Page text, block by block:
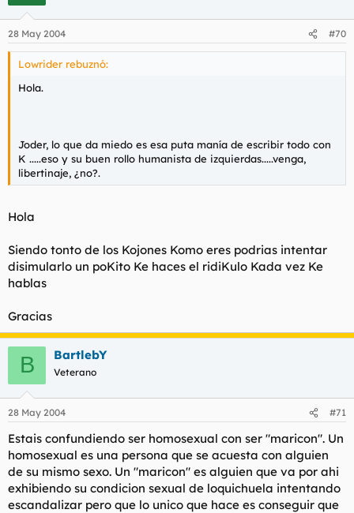
28 May 2004 #70
Lowrider rebuznó:
Hola.
Joder, lo que da miedo es esa puta manía de escribir todo con
K .....eso y su buen rollo humanista de izquierdas.....venga,
libertinaje, ¿no?.
Hola
Siendo tonto de los Kojones Komo eres podrias intentar
disimularlo un poKito Ke haces el ridiKulo Kada vez Ke
hablas
Gracias
B BartlebY
Veterano
28 May 2004 #71
Estais confundiendo ser homosexual con ser "maricon". Un
homosexual es una persona que se acuesta con alguien
de su mismo sexo. Un "maricon" es alguien que va por ahi
exhibiendo su condicion sexual de loquichuela intentando
escandalizar pero que lo unico que hace es conseguir que